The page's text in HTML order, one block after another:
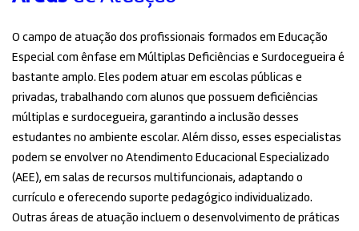
O campo de atuação dos profissionais formados em Educação
Especial com ênfase em Múltiplas Deficiências e Surdocegueira é
bastante amplo. Eles podem atuar em escolas públicas e
privadas, trabalhando com alunos que possuem deficiências
múltiplas e surdocegueira, garantindo a inclusão desses
estudantes no ambiente escolar. Além disso, esses especialistas
podem se envolver no Atendimento Educacional Especializado
(AEE), em salas de recursos multifuncionais, adaptando o
currículo e oferecendo suporte pedagógico individualizado.
Outras áreas de atuação incluem o desenvolvimento de práticas